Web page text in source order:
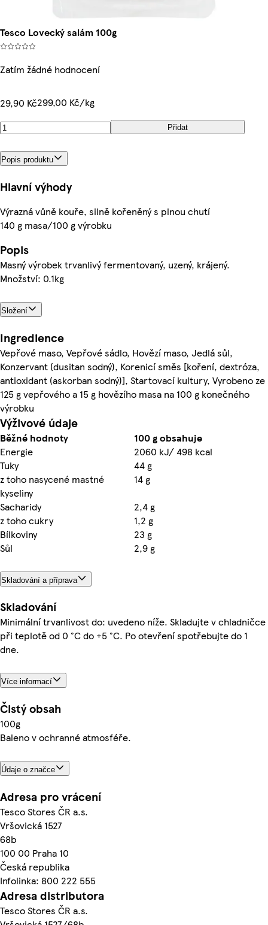
Tesco Lovecký salám 100g
Zatím žádné hodnocení
29,90 Kč299,00 Kč/kg
Přidat
Popis produktu
Hlavní výhody
Výrazná vůně kouře, silně kořeněný s plnou chutí
140 g masa/100 g výrobku
Popis
Masný výrobek trvanlivý fermentovaný, uzený, krájený.
Množství: 0.1kg
Složení
Ingredience
Vepřové maso, Vepřové sádlo, Hovězí maso, Jedlá sůl,
Konzervant (dusitan sodný), Korenicí směs [koření, dextróza,
antioxidant (askorban sodný)], Startovací kultury, Vyrobeno ze
125 g vepřového a 15 g hovězího masa na 100 g konečného
výrobku
Výživové údaje
Běžné hodnoty
100 g obsahuje
Energie
2060 kJ/ 498 kcal
Tuky
44 g
z toho nasycené mastné
kyseliny
14 g
Sacharidy
2,4 g
z toho cukry
1,2 g
Bílkoviny
23 g
Sůl
2,9 g
Skladování a příprava
Skladování
Minimální trvanlivost do: uvedeno níže. Skladujte v chladničce
při teplotě od 0 °C do +5 °C. Po otevření spotřebujte do 1
dne.
Více informací
Čistý obsah
100g
Baleno v ochranné atmosféře.
Údaje o značce
Adresa pro vrácení
Tesco Stores ČR a.s.
Vršovická 1527
68b
100 00 Praha 10
Česká republika
Infolinka: 800 222 555
Adresa distributora
Tesco Stores ČR a.s.